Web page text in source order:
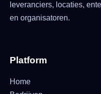
leveranciers, locaties,
en organisatoren.
Platform
Home